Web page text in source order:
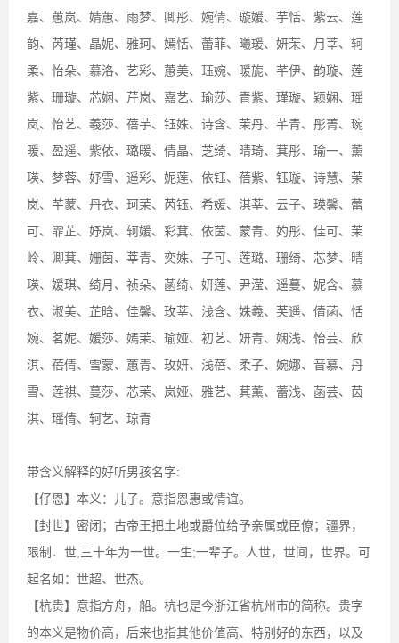
嘉、蕙岚、婧蕙、雨梦、卿彤、婉倩、璇媛、芋恬、紫云、莲
韵、芮瑾、晶妮、雅珂、嫣恬、蕾菲、曦瑗、妍茉、月莘、轲
柔、怡朵、慕洛、艺彩、蕙美、珏婉、暖旎、芊伊、韵璇、莲
紫、珊璇、芯娴、芹岚、嘉艺、瑜莎、青紫、瑾璇、颖娴、瑶
岚、怡艺、羲莎、蓓芋、钰姝、诗含、茉丹、芊青、彤菁、琬
暖、盈遥、紫依、璐暖、倩晶、芝绮、晴琦、萁彤、瑜一、薰
瑛、梦蓉、妤雪、遥彩、妮莲、依钰、蓓紫、钰璇、诗慧、茉
岚、芊蒙、丹衣、珂茉、芮钰、希媛、淇莘、云子、瑛馨、蕾
可、霏芷、妤岚、轲媛、彩萁、依茵、蒙青、妁彤、佳可、茉
岭、卿萁、姗茵、莘青、奕姝、子可、莲璐、珊绮、芯梦、晴
瑛、媛琪、绮月、祯朵、菡绮、妍莲、尹滢、遥蔓、妮含、慕
衣、淑美、芷晗、佳馨、玫莘、浅含、姝羲、芙遥、倩菡、恬
婉、茗妮、媛莎、嫣茉、瑜娅、初艺、妍青、娴浅、怡芸、欣
淇、蓓倩、雪蒙、蕙青、玫妍、浅蓓、柔子、婉娜、音慕、丹
雪、莲祺、蔓莎、芯茉、岚娅、雅艺、萁薰、蕾浅、菡芸、茵
淇、瑶倩、轲艺、琼青
带含义解释的好听男孩名字:
【仔恩】本义：儿子。意指恩惠或情谊。
【封世】密闭；古帝王把土地或爵位给予亲属或臣僚；疆界，
限制．世,三十年为一世。一生;一辈子。人世，世间，世界。可
起名如：世超、世杰。
【杭贵】意指方舟，船。杭也是今浙江省杭州市的简称。贵字
的本义是物价高，后来也指其他价值高、特别好的东西，以及